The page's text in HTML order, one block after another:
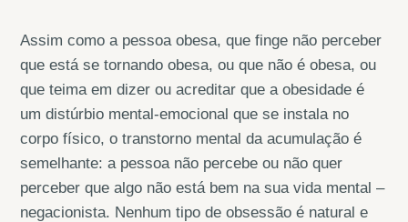
Assim como a pessoa obesa, que finge não perceber
que está se tornando obesa, ou que não é obesa, ou
que teima em dizer ou acreditar que a obesidade é
um distúrbio mental-emocional que se instala no
corpo físico, o transtorno mental da acumulação é
semelhante: a pessoa não percebe ou não quer
perceber que algo não está bem na sua vida mental –
negacionista. Nenhum tipo de obsessão é natural e